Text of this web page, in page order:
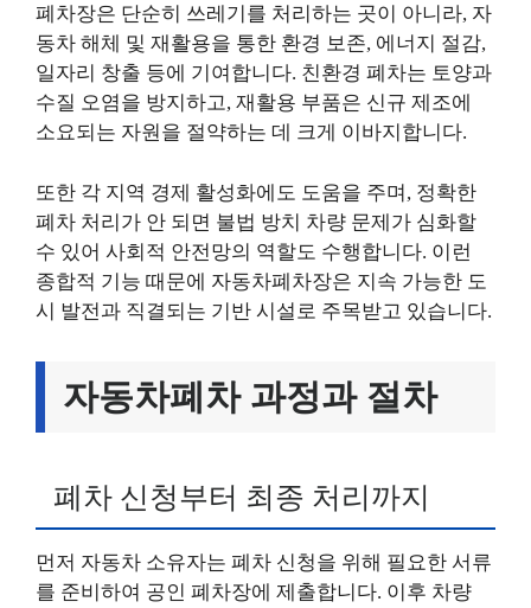
폐차장은 단순히 쓰레기를 처리하는 곳이 아니라, 자
동차 해체 및 재활용을 통한 환경 보존, 에너지 절감,
일자리 창출 등에 기여합니다. 친환경 폐차는 토양과
수질 오염을 방지하고, 재활용 부품은 신규 제조에
소요되는 자원을 절약하는 데 크게 이바지합니다.
또한 각 지역 경제 활성화에도 도움을 주며, 정확한
폐차 처리가 안 되면 불법 방치 차량 문제가 심화할
수 있어 사회적 안전망의 역할도 수행합니다. 이런
종합적 기능 때문에 자동차폐차장은 지속 가능한 도
시 발전과 직결되는 기반 시설로 주목받고 있습니다.
자동차폐차 과정과 절차
폐차 신청부터 최종 처리까지
먼저 자동차 소유자는 폐차 신청을 위해 필요한 서류
를 준비하여 공인 폐차장에 제출합니다. 이후 차량